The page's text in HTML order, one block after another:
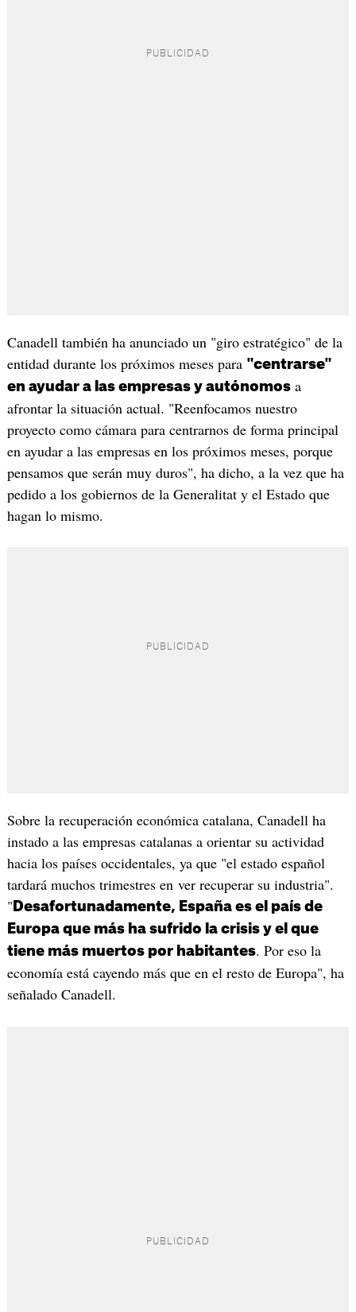
Canadell también ha anunciado un "giro estratégico" de la
entidad durante los próximos meses para "centrarse"
en ayudar a las empresas y autónomosa
afrontar la situación actual. "Reenfocamos nuestro
proyecto como cámara para centrarnos de forma principal
en ayudar a las empresas en los próximos meses, porque
pensamos que serán muy duros", ha dicho, a la vez que ha
pedido a los gobiernos de la Generalitat y el Estado que
hagan lo mismo.
Sobre la recuperación económica catalana, Canadell ha
instado a las empresas catalanas a orientar su actividad
hacia los países occidentales, ya que "el estado español
tardará muchos trimestres en ver recuperar su industria".
" Desafortunadamente, España es el país de
Europa que más ha sufrido la crisis y el que
tiene más muertos por habitantes. Por eso la
economía está cayendo más que en el resto de Europa", ha
señalado Canadell.